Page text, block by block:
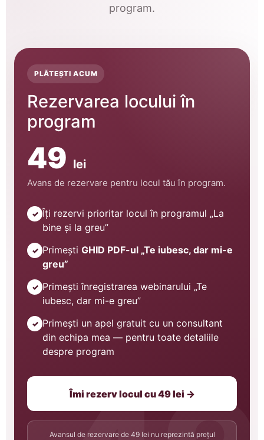
program.
PLĂTEȘTI ACUM
Rezervarea locului în
program
49 lei
Avans de rezervare pentru locul tău în program.
✓ Îți rezervi prioritar locul în programul „La
bine și la greu”
✓ Primești GHID PDF-ul „Te iubesc, dar mi-e
greu”
✓ Primești înregistrarea webinarului „Te
iubesc, dar mi-e greu”
✓ Primești un apel gratuit cu un consultant
din echipa mea — pentru toate detaliile
despre program
Îmi rezerv locul cu 49 lei →
Avansul de rezervare de 49 lei nu reprezintă prețul